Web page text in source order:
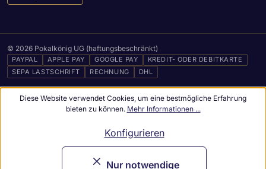
© 2026 Pokalkönig UG (haftungsbeschränkt)
PAYPAL APPLE PAY GOOGLE PAY
KREDIT- ODER DEBITKARTE
SEPA LASTSCHRIFT
RECHNUNG DHL
Diese Website verwendet Cookies, um eine bestmögliche Erfahrung
bieten zu können. Mehr Informationen ...
Nur notwendige
Konfigurieren